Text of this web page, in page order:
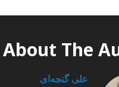
About The
علی گنجه‌ای